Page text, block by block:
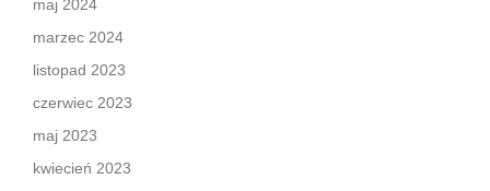
maj 2024
marzec 2024
listopad 2023
czerwiec 2023
maj 2023
kwiecień 2023